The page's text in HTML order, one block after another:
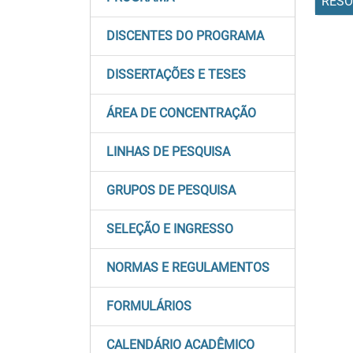
DISCENTES DO PROGRAMA
DISSERTAÇÕES E TESES
ÁREA DE CONCENTRAÇÃO
LINHAS DE PESQUISA
GRUPOS DE PESQUISA
SELEÇÃO E INGRESSO
NORMAS E REGULAMENTOS
FORMULÁRIOS
CALENDÁRIO ACADÊMICO